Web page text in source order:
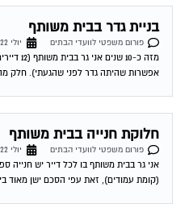
בניית גדר בבית משותף
פורום משפטי לוועדי הבתים
יולי 22, 2004
מזה כ-10
אפשרות שהיתה גדר לפני שהגעתי). חלק
חלוקת חנייה בבית משותף
פורום משפטי לוועדי הבתים
יולי 22, 2004
אני גר בבית משותף בו לכל דייר יש
(קומת עמודים), זאת עפי הסכם ישן מאוד